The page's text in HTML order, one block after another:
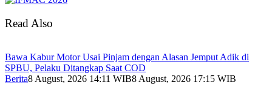
Read Also
Bawa Kabur Motor Usai Pinjam dengan Alasan Jemput Adik di
SPBU, Pelaku Ditangkap Saat COD
Berita8 August, 2026 14:11 WIB8 August, 2026 17:15 WIB